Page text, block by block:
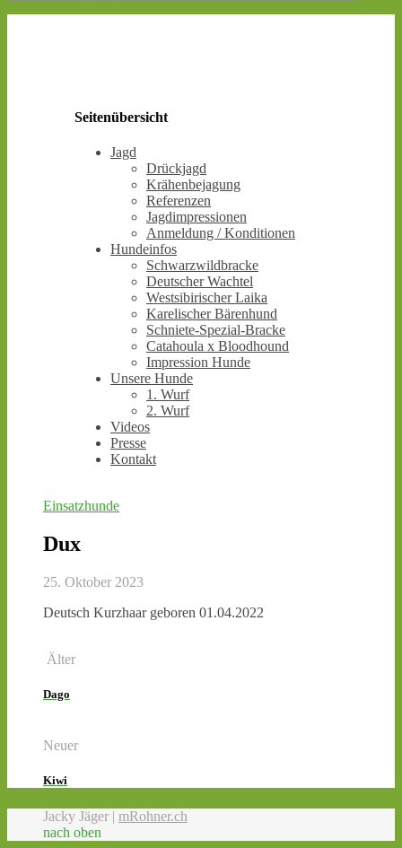
Seitenübersicht
Jagd
Drückjagd
Krähenbejagung
Referenzen
Jagdimpressionen
Anmeldung / Konditionen
Hundeinfos
Schwarzwildbracke
Deutscher Wachtel
Westsibirischer Laika
Karelischer Bärenhund
Schniete-Spezial-Bracke
Catahoula x Bloodhound
Impression Hunde
Unsere Hunde
1. Wurf
2. Wurf
Videos
Presse
Kontakt
Einsatzhunde
Dux
25. Oktober 2023
Deutsch Kurzhaar geboren 01.04.2022
Älter
Dago
Neuer
Kiwi
Jacky Jäger | mRohner.ch
nach oben